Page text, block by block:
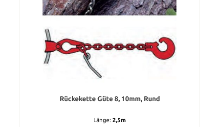
Rückekette Güte 8, 10mm, Rund
Länge: 2,5m